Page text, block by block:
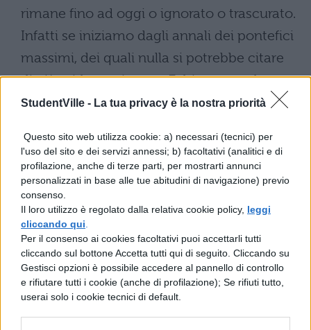
StudentVille - La tua privacy è la nostra priorità
Questo sito web utilizza cookie: a) necessari (tecnici) per
l'uso del sito e dei servizi annessi; b) facoltativi (analitici e di
profilazione, anche di terze parti, per mostrarti annunci
personalizzati in base alle tue abitudini di navigazione) previo
consenso.
Il loro utilizzo è regolato dalla relativa cookie policy, leggi
cliccando qui
Per il consenso ai cookies facoltativi puoi accettarli tutti
cliccando sul bottone Accetta tutti qui di seguito. Cliccando su
Gestisci opzioni è possibile accedere al pannello di controllo
e rifiutare tutti i cookie (anche di profilazione); Se rifiuti tutto,
userai solo i cookie tecnici di default.
rimane fino ad oggi o ignorato o trascurato.
Infatti se iniziamo dagli annali dei pontefici
massimi, dei quali nulla si potrebbe citare
di più arido, veniamo a Fabio o a quel
Catone, che hai sempre sulla bocca, o a
avendo costoro l'uno più vigore dell'altro,
tuttavia cosa troveremmo di così modesto,
come l'opera di tutti questi? Vicino poi
all'epoca di Fannio, Antipatro vi mise un po'
più di forza ed ebbe in verità una vitalità
rozza ed aspra, pur in mancanza di quella
chiarezza che deriva dall'esercizio; ciò
tuttavia potè servire da incoraggiamento